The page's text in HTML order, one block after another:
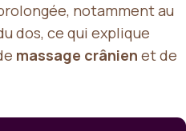
notamment au
dos, ce qui explique
massage crânien et de